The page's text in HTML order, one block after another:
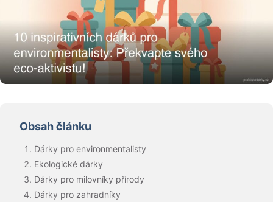
Obsah článku
Dárky pro environmentalisty
Ekologické dárky
Dárky pro milovníky přírody
Dárky pro zahradníky